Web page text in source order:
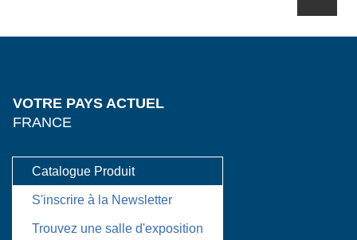
VOTRE PAYS ACTUEL
FRANCE
Catalogue Produit
S'inscrire à la Newsletter
Trouvez une salle d'exposition